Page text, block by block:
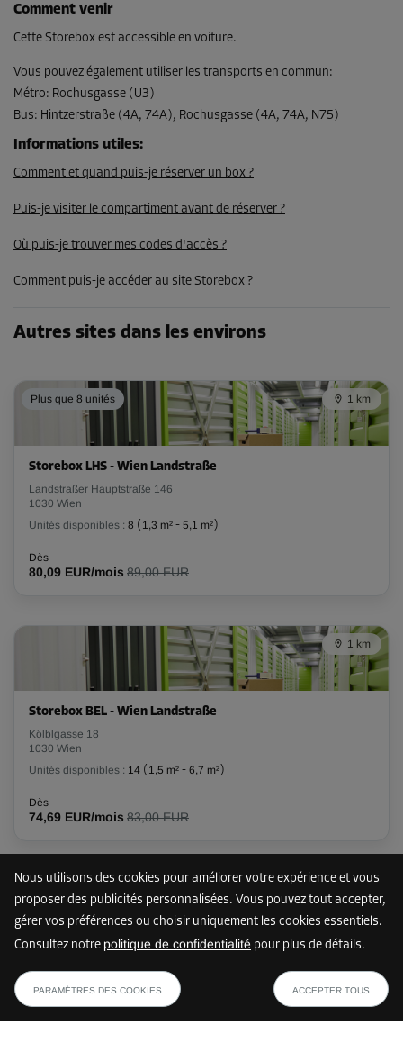
Nous utilisons des cookies pour améliorer votre expérience et vous
proposer des publicités personnalisées. Vous pouvez tout accepter,
gérer vos préférences ou choisir uniquement les cookies essentiels.
Consultez notre politique de confidentialité pour plus de détails.
PARAMÈTRES DES COOKIES ACCEPTER TOUS
136,00 EUR/mois
95,19 EUR/mois
Compartiment 30
Surface: 2,6 m²
Volume: 7,28 m³
Long:2,3m Larg:1,13m Haut:2,8m
-30%
Dès
93,09 EUR/mois
Volume: 6,72 m³
Haut:2,8m
-30%
Dès
86,79 EUR/mois
Surface: 2,2 m²
Volume: 6,16 m³
m Haut: 2,8 m
Dès
115,00 EUR/mois
Compartiment 54
Surface: 2,7 m²
Volume: 7,56 m³
Dès
136,00 EUR/mois
Comment venir
Cette Storebox est accessible en voiture.
Vous pouvez également utiliser les transports en commun:
Métro: Rochusgasse (U3)
Bus: Hintzerstraße (4A, 74A), Rochusgasse (4A, 74A, N75)
Informations utiles:
Comment et quand puis-je réserver un box ?
Puis-je visiter le compartiment avant de réserver ?
Où puis-je trouver mes codes d'accès ?
Comment puis-je accéder au site Storebox ?
Autres sites dans les environs
Plus que 8 unités 1 km
Storebox LHS - Wien Landstraße
Landstraßer Hauptstraße 146
1030 Wien
Unités disponibles : 8 ( 1,3 m² - 5,1 m²)
Dès
80,09 EUR/mois 89,00 EUR
1 km
Storebox BEL - Wien Landstraße
Kölblgasse 18
1030 Wien
Unités disponibles : 14 ( 1,5 m² - 6,7 m²)
Dès
74,69 EUR/mois 83,00 EUR
1030 Wien
68,59 EUR/mois AFFICHER LE PLAN